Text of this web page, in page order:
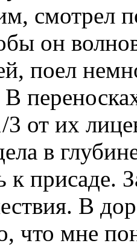
смотрел
он
поел
В
3 от их
в
к присаде.
В
что мне